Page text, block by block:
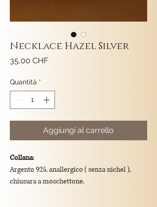
Necklace Hazel Silver
35,00 CHFPrezzo
Quantità *
Aggiungi al carrello
Collana:
Argento 925, anallergico ( senza nichel ),
chiusura a moschettone.